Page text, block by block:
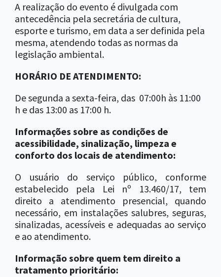
A realização do evento é divulgada com
antecedência pela secretária de cultura,
esporte e turismo, em data a ser definida pela
mesma, atendendo todas as normas da
legislação ambiental.
HORÁRIO DE ATENDIMENTO:
De segunda a sexta-feira, das 07:00h às 11:00
h e das 13:00 as 17:00 h.
Informações sobre as condições de
acessibilidade, sinalização, limpeza e
conforto dos locais de atendimento:
O usuário do serviço público, conforme
estabelecido pela Lei nº 13.460/17, tem
direito a atendimento presencial, quando
necessário, em instalações salubres, seguras,
sinalizadas, acessíveis e adequadas ao serviço
e ao atendimento.
Informação sobre quem tem direito a
tratamento prioritário: